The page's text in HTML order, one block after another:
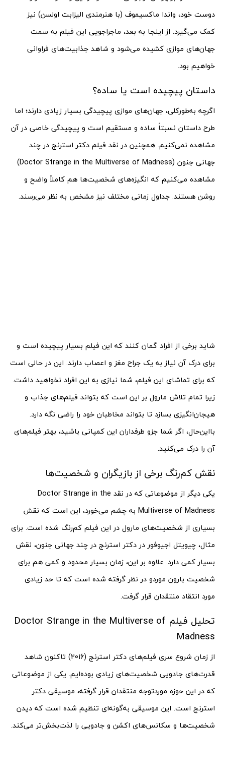
دوست خود، واندا ماکسیموف (با هنرمندی الیزابت اولسن) نیز
کمک می‌گیرد. از اینجا به بعد، ماجراجویی این فیلم به سمت
جهان‌های موازی کشیده می‌شود و شاهد جذابیت‌های فراوانی
خواهیم بود.
داستان پیچیده است یا ساده؟
اگرچه به‌طورکلی، جهان‌های موازی پیچیدگی بسیار زیادی دارند؛ اما
طرح داستان نسبتاً ساده و مستقیم است و پیچیدگی خاصی در آن
مشاهده نمی‌کنیم. همچنین در نقد فیلم دکتر استرنج در چند
جهانی جنون (Doctor Strange in the Multiverse of Madness)
مشاهده می‌کنیم که انگیزه‌های شخصیت‌ها هم کاملاً واضح و
روشن هستند. جداول زمانی مختلف نیز مشخص به نظر می‌رسند.
شاید برخی از افراد گمان کنند که این فیلم بسیار پیچیده است و
برای درک آن نیاز به یک جراح مغز و اعصاب دارند. این در حالی است
که برای تماشای این فیلم، شما نیازی به این افراد نخواهید داشت.
زیرا تمام تلاش مارول بر این است که بتواند فیلم‌های جذاب و
هیجان‌انگیزی بسازد تا بتواند مخاطبان خود را راضی نگه دارد.
با‌این‌حال، اگر شما جزو طرفداران این کمپانی باشید، بهتر فیلم‌های
آن را درک می‌کنید.
نقش کم‌رنگ برخی از بازیگران و شخصیت‌ها
یکی دیگر از موضوعاتی که در نقد Doctor Strange in the
Multiverse of Madness به چشم می‌خورد، این است که نقش
بسیاری از شخصیت‌های مارول در این فیلم کم‌رنگ شده است. برای
مثال، چیویتل اجیوفور در دکتر استرنج در چند جهانی جنون، نقش
بسیار کمی دارد. علاوه بر این، زمان بسیار محدود و کمی هم برای
شخصیت بارون موردو در نظر گرفته شده است که تا حد زیادی
مورد انتقاد منتقدان قرار گرفت.
تحلیل فیلم Doctor Strange in the Multiverse of
Madness
از زمان شروع سری فیلم‌های دکتر استرنج (2016) تاکنون شاهد
قدرت‌های جادویی شخصیت‌های زیادی بوده‌ایم. یکی از موضوعاتی
که در این حوزه موردتوجه منتقدان قرار گرفته، موسیقی دکتر
استرنج است. این موسیقی به‌گونه‌ای تنظیم شده است که دیدن
شخصیت‌ها و سکانس‌های اکشن و جادویی را لذت‌بخش‌تر می‌کند.